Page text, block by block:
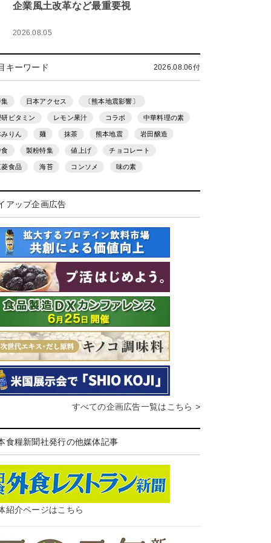
企業風土改革など最重要視
2026.08.05
キーワード 2026.08.06付
集 日本アクセス 〔熊本地震影響〕
研ビタミン レモン果汁 コラボ 中華料理の素
みりん 麺 抹茶 熊本地震 岩田醸造
食 製粉特集 値上げ チョコレート
菱食品 海苔 コンソメ 味の素
アップ企画広告
すべての企画広告一覧はこちら >
食糧新聞社発行の他媒体記事
紹介ページはこちら